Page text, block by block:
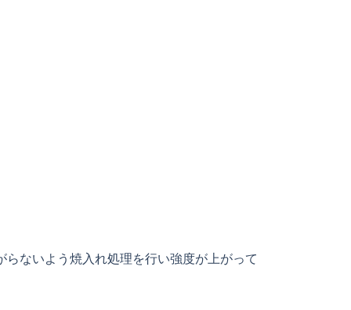
ないよう焼入れ処理を行い強度が上がって